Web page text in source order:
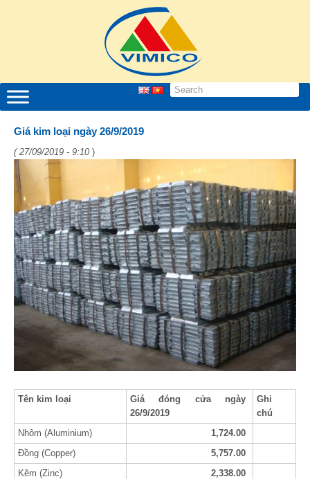
Giá kim loại ngày 26/9/2019
( 27/09/2019 - 9:10 )
Tên kim loại
Giá đóng cửa ngày
26/9/2019
Ghi
chú
Nhôm (Aluminium)
1,724.00
Đồng (Copper)
5,757.00
Kẽm (Zinc)
2,338.00